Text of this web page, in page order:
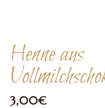
Henne aus
3,00€